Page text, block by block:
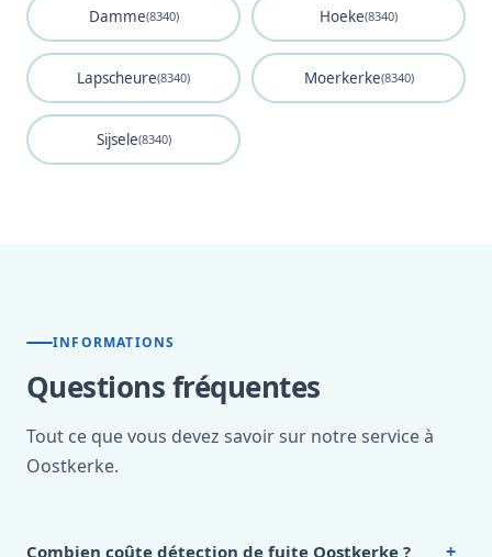
Damme(8340) Hoeke(8340)
Lapscheure(8340) Moerkerke(8340)
Sijsele(8340)
INFORMATIONS
Questions fréquentes
Tout ce que vous devez savoir sur notre service à
Oostkerke.
Combien coûte détection de fuite Oostkerke ? +